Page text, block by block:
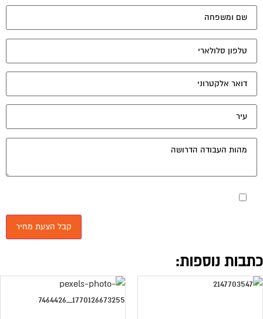
מאשר את תנאי הפרטיות
נוספות: